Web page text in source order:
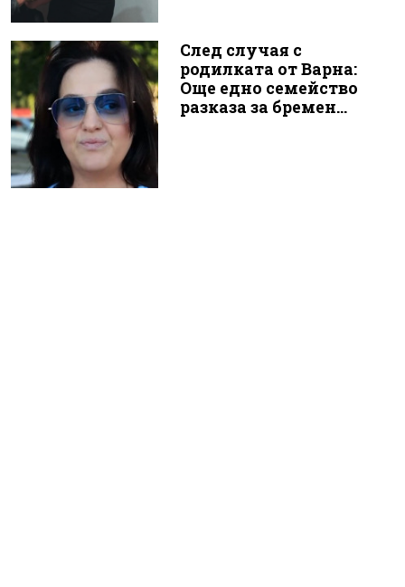
След случая с
родилката от Варна:
Още едно семейство
разказа за бремен...